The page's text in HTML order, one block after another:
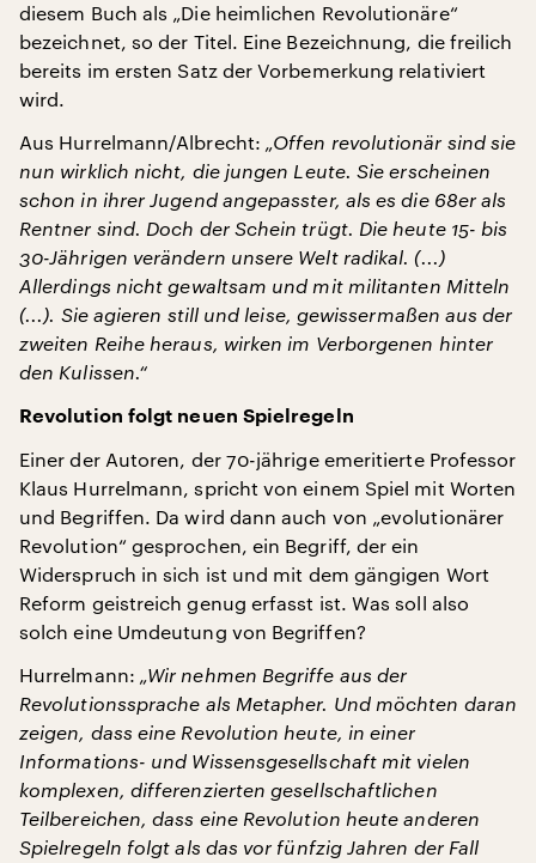
diesem Buch als „Die heimlichen Revolutionäre“
bezeichnet, so der Titel. Eine Bezeichnung, die freilich
bereits im ersten Satz der Vorbemerkung relativiert
wird.
Aus Hurrelmann/Albrecht: „Offen revolutionär sind sie
nun wirklich nicht, die jungen Leute. Sie erscheinen
schon in ihrer Jugend angepasster, als es die 68er als
Rentner sind. Doch der Schein trügt. Die heute 15- bis
30-Jährigen verändern unsere Welt radikal. (...)
Allerdings nicht gewaltsam und mit militanten Mitteln
(...). Sie agieren still und leise, gewissermaßen aus der
zweiten Reihe heraus, wirken im Verborgenen hinter
den Kulissen.“
Revolution folgt neuen Spielregeln
Einer der Autoren, der 70-jährige emeritierte Professor
Klaus Hurrelmann, spricht von einem Spiel mit Worten
und Begriffen. Da wird dann auch von „evolutionärer
Revolution“ gesprochen, ein Begriff, der ein
Widerspruch in sich ist und mit dem gängigen Wort
Reform geistreich genug erfasst ist. Was soll also
solch eine Umdeutung von Begriffen?
Hurrelmann: „Wir nehmen Begriffe aus der
Revolutionssprache als Metapher. Und möchten daran
zeigen, dass eine Revolution heute, in einer
Informations- und Wissensgesellschaft mit vielen
komplexen, differenzierten gesellschaftlichen
Teilbereichen, dass eine Revolution heute anderen
Spielregeln folgt als das vor fünfzig Jahren der Fall